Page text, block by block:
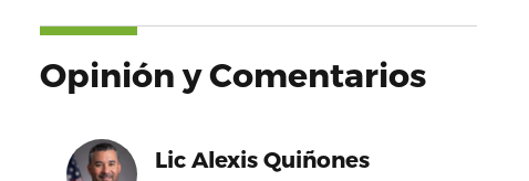
Opinión y Comentarios
Lic Alexis Quiñones